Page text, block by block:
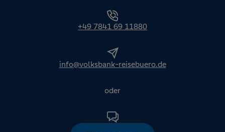
+49 7841 69 11880
info@volksbank-reisebuero.de
oder